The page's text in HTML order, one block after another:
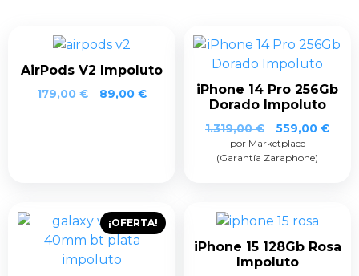
AirPods V2 Impoluto
179,00€ 89,00 €
iPhone 14 Pro 256Gb
Dorado Impoluto
1.319,00€ 559,00 €
por Marketplace
(Garantía Zaraphone)
¡OFERTA!
iPhone 15 128Gb Rosa
Impoluto